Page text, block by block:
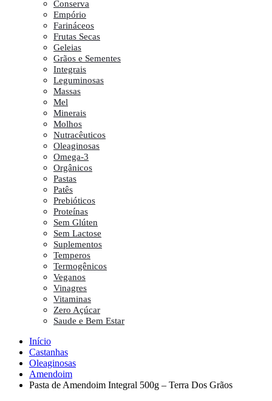
Conserva
Empório
Farináceos
Frutas Secas
Geleias
Grãos e Sementes
Integrais
Leguminosas
Massas
Mel
Minerais
Molhos
Nutracêuticos
Oleaginosas
Omega-3
Orgânicos
Pastas
Patês
Prebióticos
Proteínas
Sem Glúten
Sem Lactose
Suplementos
Temperos
Termogênicos
Veganos
Vinagres
Vitaminas
Zero Açúcar
Saude e Bem Estar
Início
Castanhas
Oleaginosas
Amendoim
Pasta de Amendoim Integral 500g – Terra Dos Grãos